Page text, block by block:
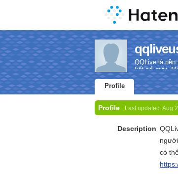
QQLive là
kết nối mới.
Profile
Profile Last updated:Aug
Description
có